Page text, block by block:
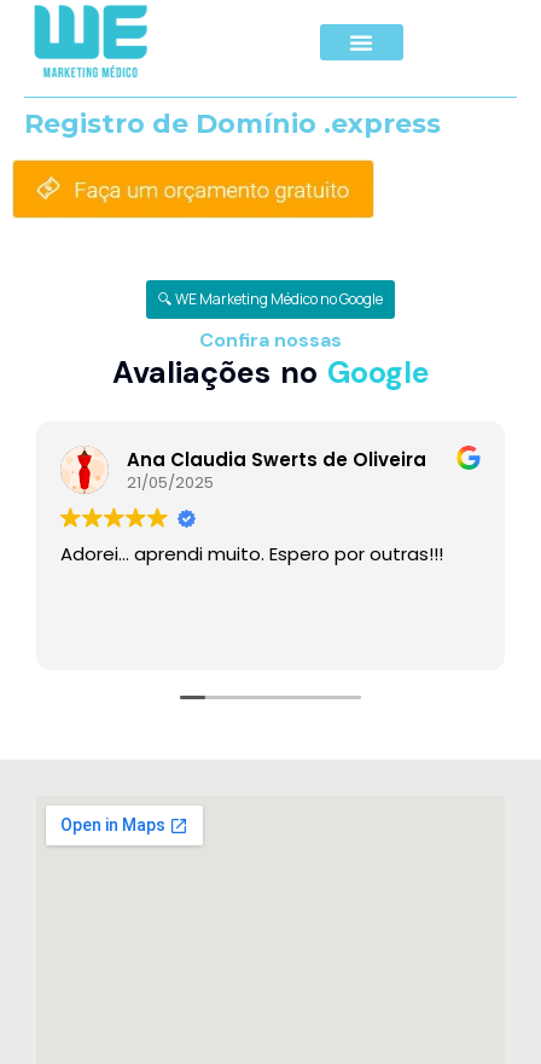
Registro de Domínio .express
🔍 WE Marketing Médico no Google
Confira nossas
Avaliações no Google
Ana Claudia Swerts de Oliveira
21/05/2025
Adorei… aprendi muito. Espero por outras!!!